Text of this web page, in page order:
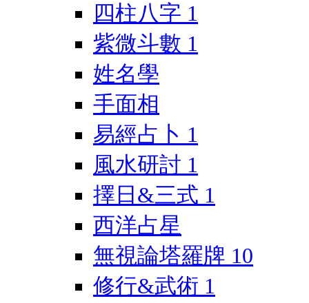
四柱八字 1
紫微斗數 1
姓名學
手面相
易經占卜 1
風水研討 1
擇日&三式 1
西洋占星
無視論塔羅牌 10
修行&武術 1